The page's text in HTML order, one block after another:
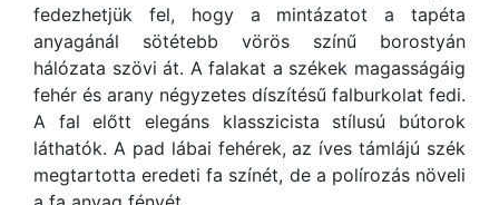
fedezhetjük fel, hogy a mintázatot a tapéta
anyagánál sötétebb vörös színű borostyán
hálózata szövi át. A falakat a székek magasságáig
fehér és arany négyzetes díszítésű falburkolat fedi.
A fal előtt elegáns klasszicista stílusú bútorok
láthatók. A pad lábai fehérek, az íves támlájú szék
megtartotta eredeti fa színét, de a polírozás növeli